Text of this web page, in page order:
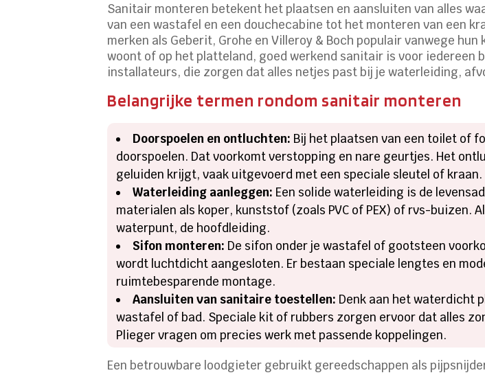
Sanitair monteren betekent het plaatsen en aansluiten van alles
van een wastafel en een douchecabine tot het monteren van een
merken als Geberit, Grohe en Villeroy & Boch populair vanwege
woont of op het platteland, goed werkend sanitair is voor
installateurs, die zorgen dat alles netjes past bij je waterleiding,
Belangrijke termen rondom sanitair monteren
Doorspoelen en ontluchten: Bij het plaatsen van een toilet of
doorspoelen. Dat voorkomt verstopping en nare geurtjes. Het
geluiden krijgt, vaak uitgevoerd met een speciale sleutel of kraan.
Waterleiding aanleggen: Een solide waterleiding is de
materialen als koper, kunststof (zoals PVC of PEX) of rvs-
waterpunt, de hoofdleiding.
Sifon monteren: De sifon onder je wastafel of gootsteen
wordt luchtdicht aangesloten. Er bestaan speciale lengtes en
ruimtebesparende montage.
Aansluiten van sanitaire toestellen: Denk aan het waterdicht
wastafel of bad. Speciale kit of rubbers zorgen ervoor dat alles
Plieger vragen om precies werk met passende koppelingen.
Een betrouwbare loodgieter gebruikt gereedschappen als